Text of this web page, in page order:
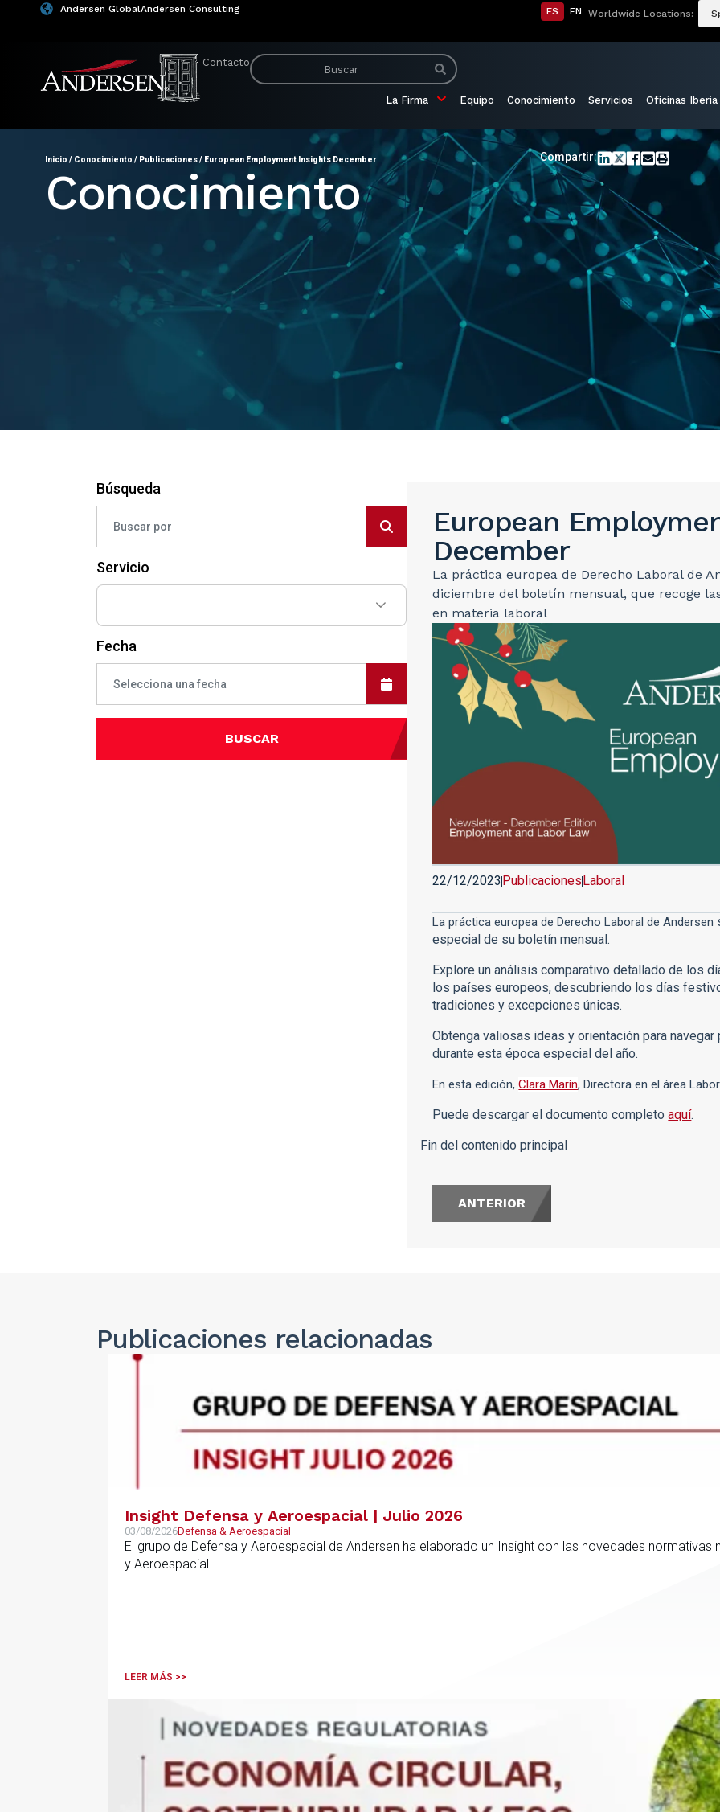
Andersen GlobalAndersen Consulting ES EN Worldwide Locations:
Contacto
La Firma Equipo Conocimiento Servicios Oficinas Iberia
Inicio / Conocimiento / Publicaciones/ European Employment Insights December Compartir:
Conocimiento
Búsqueda
Servicio
Fecha
BUSCAR
European
December
La práctica europea de Derecho Laboral de
diciembre del boletín mensual, que recoge
en materia laboral
22/12/2023PublicacionesLaboral
La práctica europea de Derecho Laboral de Andersen
especial de su boletín mensual.
Explore un análisis comparativo detallado de los
los países europeos, descubriendo los días
tradiciones y excepciones únicas.
Obtenga valiosas ideas y orientación para
durante esta época especial del año.
En esta edición,Clara Marín, Directora en el área
Puede descargar el documento completoaquí.
Fin del contenido principal
ANTERIOR
Publicaciones relacionadas
Insight Defensa y Aeroespacial | Julio 2026
03/08/2026Defensa & Aeroespacial
El grupo de Defensa y Aeroespacial de Andersen ha elaborado un Insight con las novedades
y Aeroespacial
LEER MÁS >>